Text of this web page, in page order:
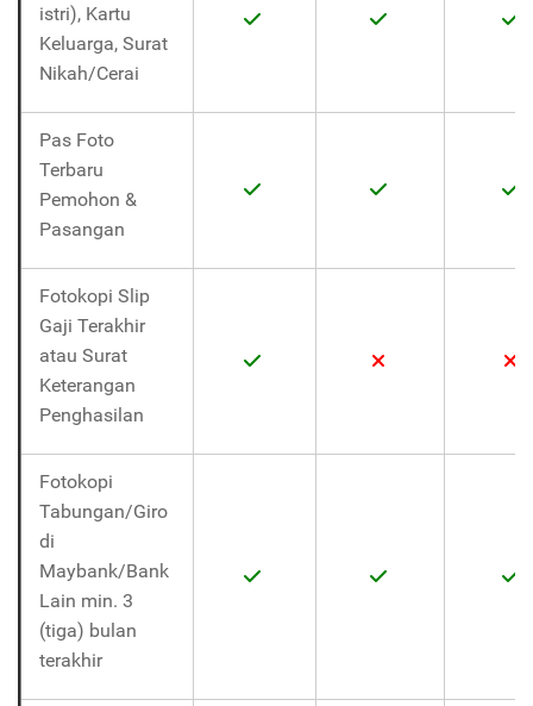
istri), Kartu
Keluarga, Surat
Nikah/Cerai
Pas Foto
Terbaru
Pemohon &
Pasangan
Fotokopi Slip
Gaji Terakhir
atau Surat
Keterangan
Penghasilan
Fotokopi
Tabungan/Giro
di
Maybank/Bank
Lain min. 3
(tiga) bulan
terakhir